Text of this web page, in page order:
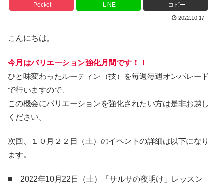
Pocket LINE コピー
2022.10.17
こんにちは。
今月はバリエーション強化月間です！！
ひと味変わったルーティン（技）を毎週毎週オンパレード
で行いますので、
この機会にバリエーションを強化されたい方は是非お越し
ください。
次回、１０月２２日（土）のイベントの詳細は以下になり
ます。
■ 2022年10月22日（土）「サルサの夜明け」レッスン